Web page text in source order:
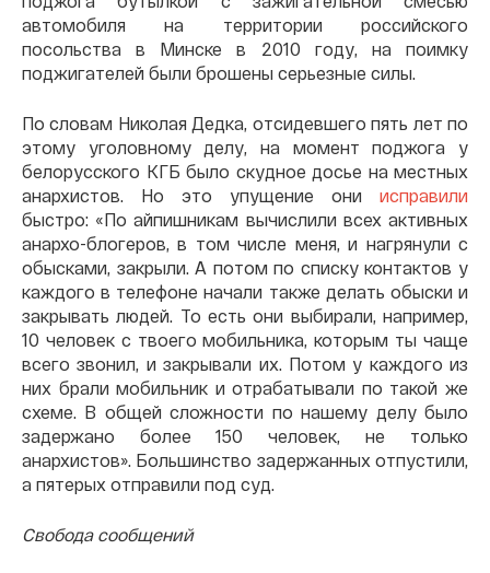
автомобиля на территории российского
посольства в Минске в 2010 году, на поимку
поджигателей были брошены серьезные силы.
По словам Николая Дедка, отсидевшего пять лет по
этому уголовному делу, на момент поджога у
белорусского КГБ было скудное досье на местных
анархистов. Но это упущение они исправили
быстро: «По айпишникам вычислили всех активных
анархо-блогеров, в том числе меня, и нагрянули с
обысками, закрыли. А потом по списку контактов у
каждого в телефоне начали также делать обыски и
закрывать людей. То есть они выбирали, например,
10 человек с твоего мобильника, которым ты чаще
всего звонил, и закрывали их. Потом у каждого из
них брали мобильник и отрабатывали по такой же
схеме. В общей сложности по нашему делу было
задержано более 150 человек, не только
анархистов». Большинство задержанных отпустили,
а пятерых отправили под суд.
Свобода сообщений